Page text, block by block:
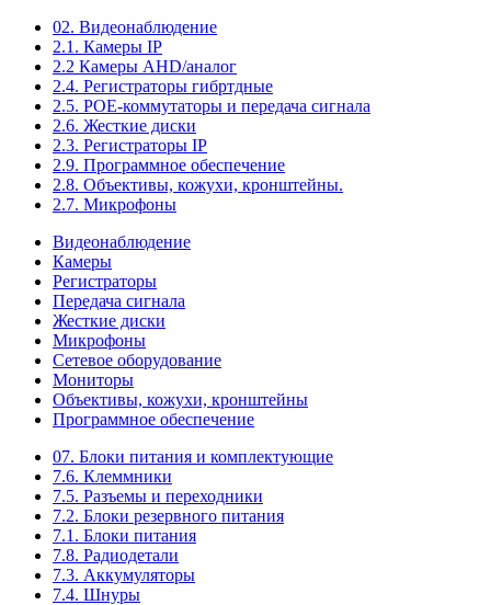
02. Видеонаблюдение
2.1. Камеры IP
2.2 Камеры AHD/аналог
2.4. Регистраторы гибртдные
2.5. РОЕ-коммутаторы и передача сигнала
2.6. Жесткие диски
2.3. Регистраторы IP
2.9. Программное обеспечение
2.8. Объективы, кожухи, кронштейны.
2.7. Микрофоны
Видеонаблюдение
Камеры
Регистраторы
Передача сигнала
Жесткие диски
Микрофоны
Сетевое оборудование
Мониторы
Объективы, кожухи, кронштейны
Программное обеспечение
07. Блоки питания и комплектующие
7.6. Клеммники
7.5. Разъемы и переходники
7.2. Блоки резервного питания
7.1. Блоки питания
7.8. Радиодетали
7.3. Аккумуляторы
7.4. Шнуры